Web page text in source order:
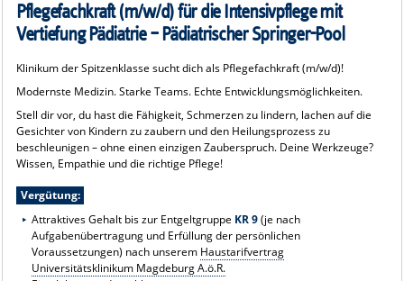
INTRANET
Pflegefachkraft (m/w/d) für die Intensivpflege mit
Vertiefung Pädiatrie – Pädiatrischer Springer-Pool
Klinikum der Spitzenklasse sucht dich als Pflegefachkraft (m/w/d)!
Modernste Medizin. Starke Teams. Echte Entwicklungsmöglichkeiten.
Stell dir vor, du hast die Fähigkeit, Schmerzen zu lindern, lachen auf die
Gesichter von Kindern zu zaubern und den Heilungsprozess zu
beschleunigen – ohne einen einzigen Zauberspruch. Deine Werkzeuge?
Wissen, Empathie und die richtige Pflege!
Vergütung:
Attraktives Gehalt bis zur Entgeltgruppe KR 9(je nach
Aufgabenübertragung und Erfüllung der persönlichen
Voraussetzungen) nach unserem Haustarifvertrag
Universitätsklinikum Magdeburg A.ö.R.